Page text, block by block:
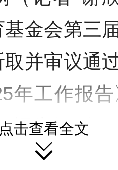
基金会第三
并审议通
年工作报
报告》《
理事增补事
点击查看全文
